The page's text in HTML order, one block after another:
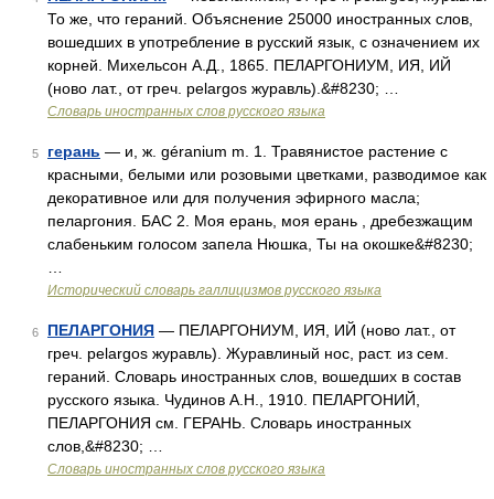
То же, что гераний. Объяснение 25000 иностранных слов,
вошедших в употребление в русский язык, с означением их
корней. Михельсон А.Д., 1865. ПЕЛАРГОНИУМ, ИЯ, ИЙ
(ново лат., от греч. pelargos журавль).&#8230; …
Словарь иностранных слов русского языка
5 герань — и, ж. géranium m. 1. Травянистое растение с
красными, белыми или розовыми цветками, разводимое как
декоративное или для получения эфирного масла;
пеларгония. БАС 2. Моя ерань, моя ерань , дребезжащим
слабеньким голосом запела Нюшка, Ты на окошке&#8230;
Исторический словарь галлицизмов русского языка
6 ПЕЛАРГОНИЯ — ПЕЛАРГОНИУМ, ИЯ, ИЙ (ново лат., от
греч. pelargos журавль). Журавлиный нос, раст. из сем.
гераний. Словарь иностранных слов, вошедших в состав
русского языка. Чудинов А.Н., 1910. ПЕЛАРГОНИЙ,
ПЕЛАРГОНИЯ см. ГЕРАНЬ. Словарь иностранных
слов,&#8230; …
Словарь иностранных слов русского языка